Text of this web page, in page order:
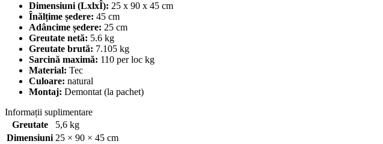
Dimensiuni (LxlxÎ): 25 x 90 x 45 cm
Înălțime ședere: 45 cm
Adâncime ședere: 25 cm
Greutate netă: 5.6 kg
Greutate brută: 7.105 kg
Sarcină maximă: 110 per loc kg
Material: Tec
Culoare: natural
Montaj: Demontat (la pachet)
Informații suplimentare
Greutate
5,6 kg
Dimensiuni 25 × 90 × 45 cm